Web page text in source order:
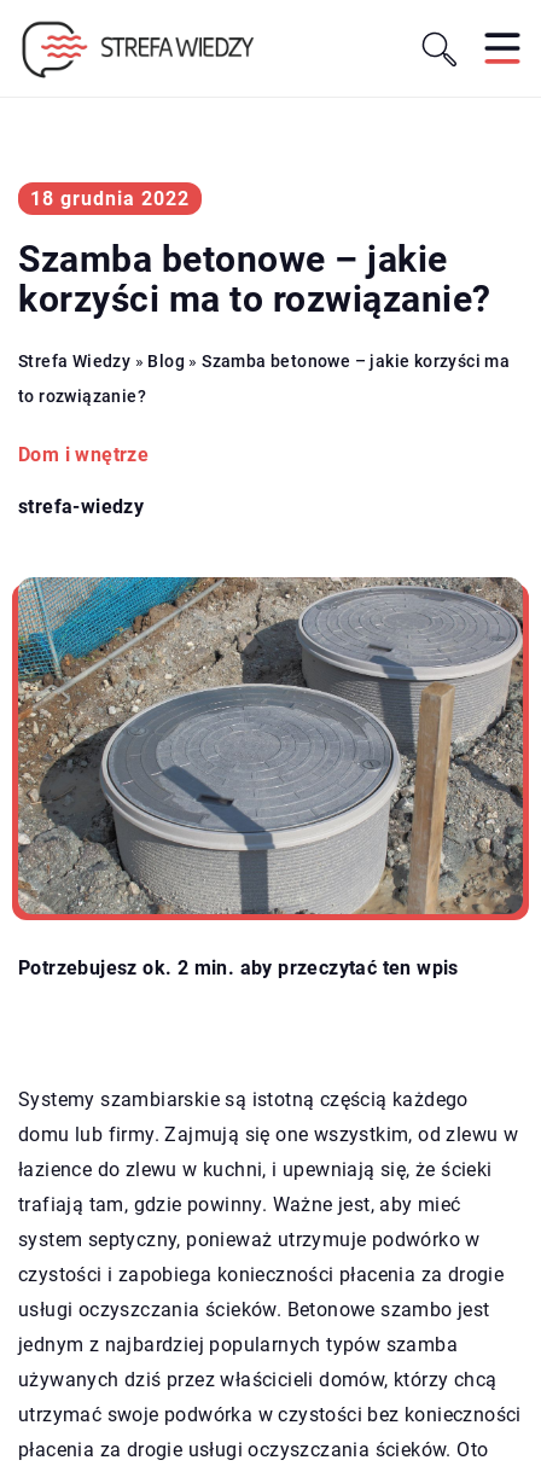
18 grudnia 2022
Szamba betonowe – jakie
korzyści ma to rozwiązanie?
Strefa Wiedzy » Blog »Szamba betonowe – jakie korzyści ma
to rozwiązanie?
Dom i wnętrze
strefa-wiedzy
Potrzebujesz ok. 2 min. aby przeczytać ten wpis
Systemy szambiarskie są istotną częścią każdego
domu lub firmy. Zajmują się one wszystkim, od zlewu w
łazience do zlewu w kuchni, i upewniają się, że ścieki
trafiają tam, gdzie powinny. Ważne jest, aby mieć
system septyczny, ponieważ utrzymuje podwórko w
czystości i zapobiega konieczności płacenia za drogie
usługi oczyszczania ścieków. Betonowe szambo jest
jednym z najbardziej popularnych typów szamba
używanych dziś przez właścicieli domów, którzy chcą
utrzymać swoje podwórka w czystości bez konieczności
płacenia za drogie usługi oczyszczania ścieków. Oto